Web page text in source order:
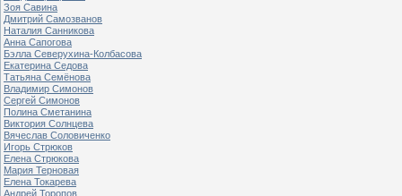
Зоя Савина
Дмитрий Самозванов
Наталия Санникова
Анна Сапогова
Бэлла Северухина-Колбасова
Екатерина Седова
Татьяна Семёнова
Владимир Симонов
Сергей Симонов
Полина Сметанина
Виктория Солнцева
Вячеслав Соловиченко
Игорь Стрюков
Елена Стрюкова
Мария Терновая
Елена Токарева
Андрей Торопов